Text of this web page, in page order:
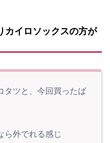
カイロソックスの方が
タツと、今回買ったば
ら外でれる感じ